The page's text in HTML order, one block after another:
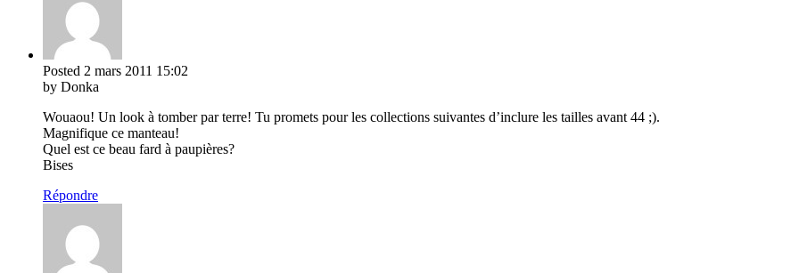
Posted 2 mars 2011 15:02
by Donka
Wouaou! Un look à tomber par terre! Tu promets pour les collections suivantes d’inclure les tailles avant 44 ;).
Magnifique ce manteau!
Quel est ce beau fard à paupières?
Bises
Répondre